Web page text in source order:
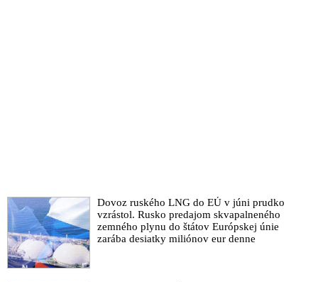
Dovoz ruského LNG do EÚ v júni prudko
vzrástol. Rusko predajom skvapalneného
zemného plynu do štátov Európskej únie
zarába desiatky miliónov eur denne